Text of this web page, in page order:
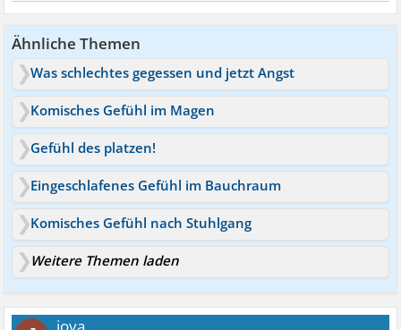
Ähnliche Themen
Was schlechtes gegessen und jetzt Angst
Komisches Gefühl im Magen
Gefühl des platzen!
Eingeschlafenes Gefühl im Bauchraum
Komisches Gefühl nach Stuhlgang
Weitere Themen laden